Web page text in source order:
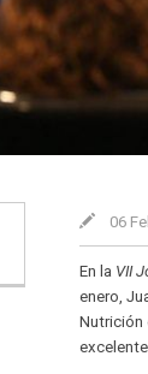
06
En la VII
enero,
Nutrición